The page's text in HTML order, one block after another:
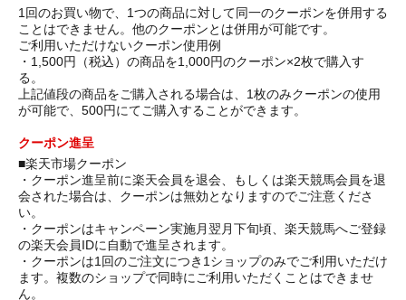
1回のお買い物で、1つの商品に対して同一のクーポンを併用する
ことはできません。他のクーポンとは併用が可能です。
ご利用いただけないクーポン使用例
・1,500円（税込）の商品を1,000円のクーポン×2枚で購入す
る。
上記値段の商品をご購入される場合は、1枚のみクーポンの使用
が可能で、500円にてご購入することができます。
クーポン進呈
■楽天市場クーポン
・クーポン進呈前に楽天会員を退会、もしくは楽天競馬会員を退
会された場合は、クーポンは無効となりますのでご注意くださ
い。
・クーポンはキャンペーン実施月翌月下旬頃、楽天競馬へご登録
の楽天会員IDに自動で進呈されます。
・クーポンは1回のご注文につき1ショップのみでご利用いただけ
ます。複数のショップで同時にご利用いただくことはできませ
ん。